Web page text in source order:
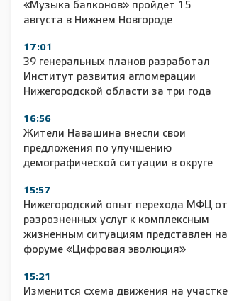
«Музыка балконов» пройдет 15
августа в Нижнем Новгороде
17:01
39 генеральных планов разработал
Институт развития агломерации
Нижегородской области за три года
16:56
Жители Навашина внесли свои
предложения по улучшению
демографической ситуации в округе
15:57
Нижегородский опыт перехода МФЦ от
разрозненных услуг к комплексным
жизненным ситуациям представлен на
форуме «Цифровая эволюция»
15:21
Изменится схема движения на участке